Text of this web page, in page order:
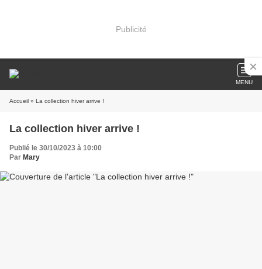
Publicité
MENU
Accueil » La collection hiver arrive !
La collection hiver arrive !
Publié le 30/10/2023 à 10:00
Par Mary